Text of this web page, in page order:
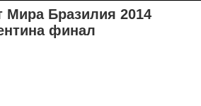
Мира Бразилия 2014
финал